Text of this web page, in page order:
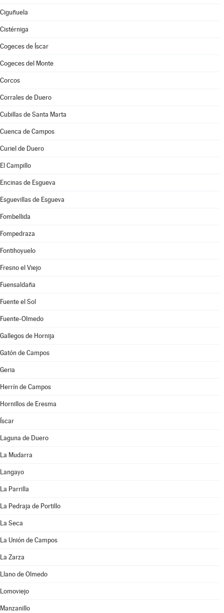
Ciguñuela
Cistérniga
Cogeces de Íscar
Cogeces del Monte
Corcos
Corrales de Duero
Cubillas de Santa Marta
Cuenca de Campos
Curiel de Duero
El Campillo
Encinas de Esgueva
Esguevillas de Esgueva
Fombellida
Fompedraza
Fontihoyuelo
Fresno el Viejo
Fuensaldaña
Fuente el Sol
Fuente-Olmedo
Gallegos de Hornija
Gatón de Campos
Geria
Herrín de Campos
Hornillos de Eresma
Íscar
Laguna de Duero
La Mudarra
Langayo
La Parrilla
La Pedraja de Portillo
La Seca
La Unión de Campos
La Zarza
Llano de Olmedo
Lomoviejo
Manzanillo